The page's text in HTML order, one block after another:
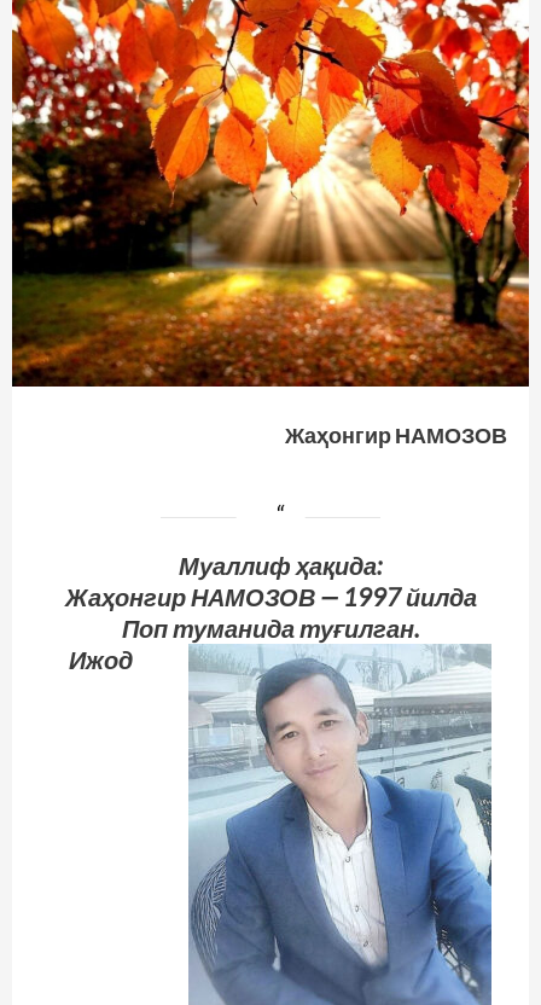
Жаҳонгир НАМОЗОВ
Муаллиф ҳақида:
Жаҳонгир НАМОЗОВ — 1997 йилда
Поп туманида туғилган.
Ижод